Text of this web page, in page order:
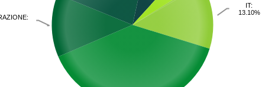
IT:
13.10%